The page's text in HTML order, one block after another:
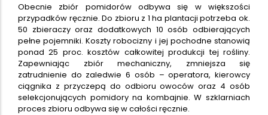
Obecnie zbiór pomidorów odbywa się w większości
przypadków ręcznie. Do zbioru z 1 ha plantacji potrzeba ok.
50 zbieraczy oraz dodatkowych 10 osób odbierających
pełne pojemniki. Koszty robocizny i jej pochodne stanowią
ponad 25 proc. kosztów całkowitej produkcji tej rośliny.
Zapewniając zbiór mechaniczny, zmniejsza się
zatrudnienie do zaledwie 6 osób – operatora, kierowcy
ciągnika z przyczepą do odbioru owoców oraz 4 osób
selekcjonujących pomidory na kombajnie. W szklarniach
proces zbioru odbywa się w całości ręcznie.